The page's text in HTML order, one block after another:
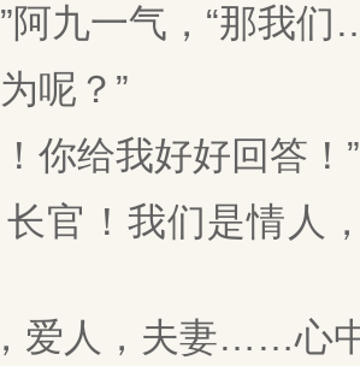
九一气，“那我们
呢？”
给我好好回答！
！我们是情人，
人，夫妻……心